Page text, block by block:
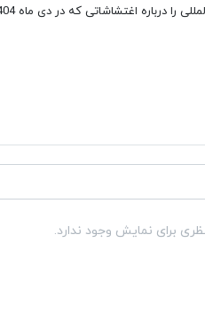
برای نمایش وجود ندارد.